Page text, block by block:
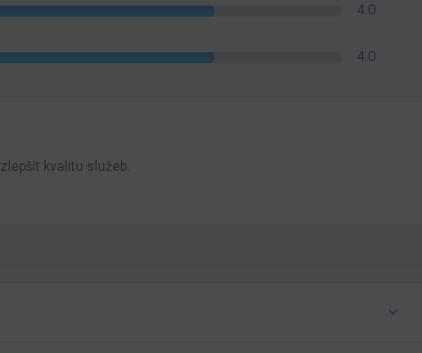
4.0
4.0
kvalitu služeb.